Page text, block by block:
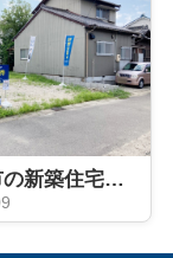
【津島市の新築住宅】 津島市瑠璃小路町 全1棟